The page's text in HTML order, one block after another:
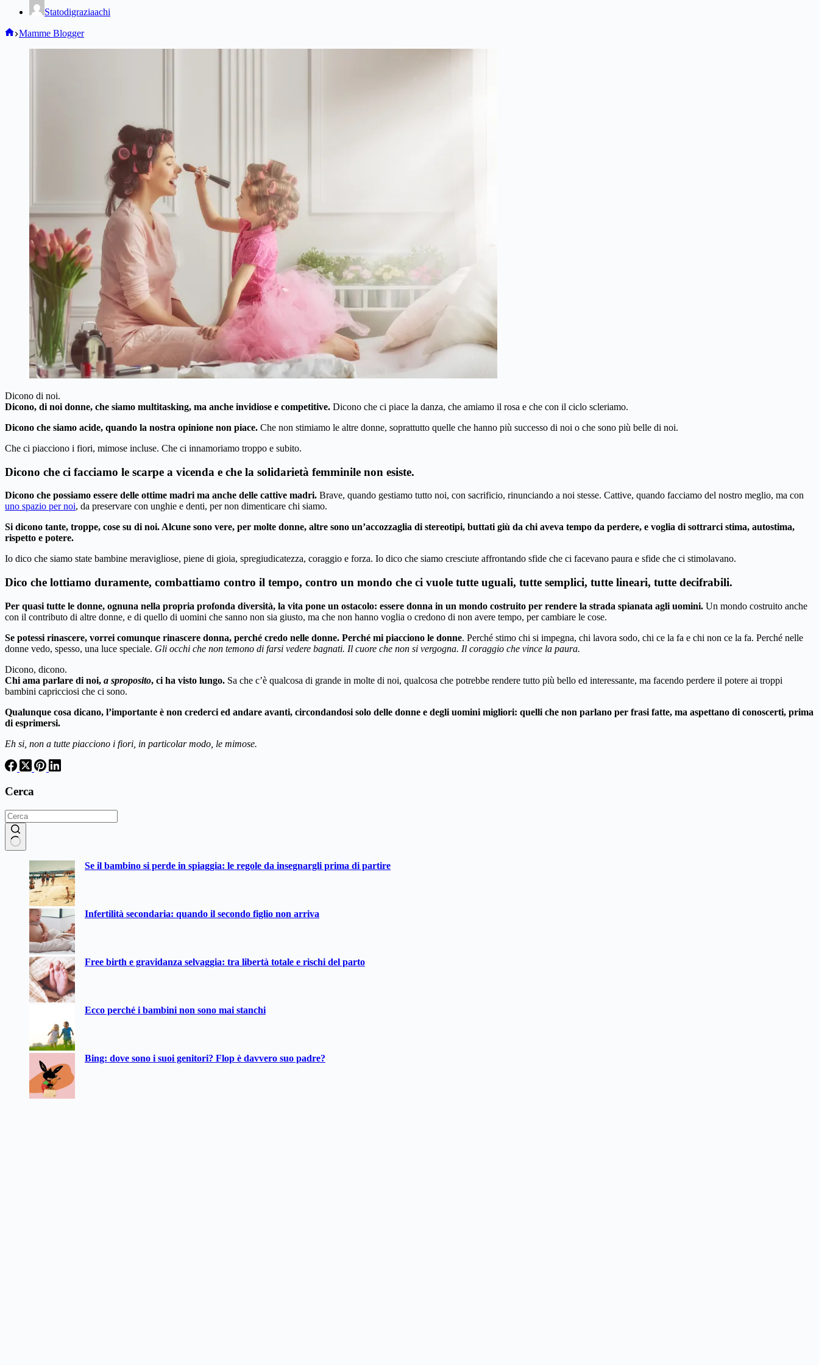
Statodigraziaachi
Home
Mamme Blogger
Dicono di noi.
Dicono, di noi donne, che siamo multitasking, ma anche invidiose e competitive. Dicono che ci piace la danza, che amiamo il rosa e che con il ciclo scleriamo.
Dicono che siamo acide, quando la nostra opinione non piace. Che non stimiamo le altre donne, soprattutto quelle che hanno più successo di noi o che sono più belle di noi.
Che ci piacciono i fiori, mimose incluse. Che ci innamoriamo troppo e subito.
Dicono che ci facciamo le scarpe a vicenda e che la solidarietà femminile non esiste.
Dicono che possiamo essere delle ottime madri ma anche delle cattive madri. Brave, quando gestiamo tutto noi, con sacrificio, rinunciando a noi stesse. Cattive, quando facciamo del nostro meglio, ma con
uno spazio per noi, da preservare con unghie e denti, per non dimenticare chi siamo.
Si dicono tante, troppe, cose su di noi. Alcune sono vere, per molte donne, altre sono un’accozzaglia di stereotipi, buttati giù da chi aveva tempo da perdere, e voglia di sottrarci stima, autostima,
rispetto e potere.
Io dico che siamo state bambine meravigliose, piene di gioia, spregiudicatezza, coraggio e forza. Io dico che siamo cresciute affrontando sfide che ci facevano paura e sfide che ci stimolavano.
Dico che lottiamo duramente, combattiamo contro il tempo, contro un mondo che ci vuole tutte uguali, tutte semplici, tutte lineari, tutte decifrabili.
Per quasi tutte le donne, ognuna nella propria profonda diversità, la vita pone un ostacolo: essere donna in un mondo costruito per rendere la strada spianata agli uomini. Un mondo costruito anche
con il contributo di altre donne, e di quello di uomini che sanno non sia giusto, ma che non hanno voglia o credono di non avere tempo, per cambiare le cose.
Se potessi rinascere, vorrei comunque rinascere donna, perché credo nelle donne. Perché mi piacciono le donne. Perché stimo chi si impegna, chi lavora sodo, chi ce la fa e chi non ce la fa. Perché nelle
donne vedo, spesso, una luce speciale. Gli occhi che non temono di farsi vedere bagnati. Il cuore che non si vergogna. Il coraggio che vince la paura.
Dicono, dicono.
Chi ama parlare di noi, a sproposito, ci ha visto lungo. Sa che c’è qualcosa di grande in molte di noi, qualcosa che potrebbe rendere tutto più bello ed interessante, ma facendo perdere il potere ai troppi
bambini capricciosi che ci sono.
Qualunque cosa dicano, l’importante è non crederci ed andare avanti, circondandosi solo delle donne e degli uomini migliori: quelli che non parlano per frasi fatte, ma aspettano di conoscerti, prima
di esprimersi.
Eh si, non a tutte piacciono i fiori, in particolar modo, le mimose.
Cerca
Se il bambino si perde in spiaggia: le regole da insegnargli prima di partire
Infertilità secondaria: quando il secondo figlio non arriva
Free birth e gravidanza selvaggia: tra libertà totale e rischi del parto
Ecco perché i bambini non sono mai stanchi
Bing: dove sono i suoi genitori? Flop è davvero suo padre?